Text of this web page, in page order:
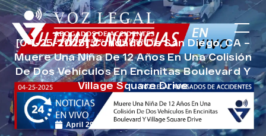
[04-25-2025] Condado De San Diego, CA –
Muere Una Niña De 12 Años En Una Colisión
De Dos Vehículos En Encinitas Boulevard Y
Village Square Drive
April 29, 2025 Noticias de Accidentes